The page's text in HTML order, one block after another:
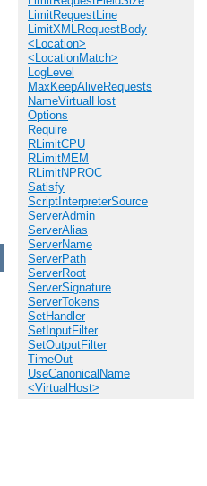
LimitRequestLine
LimitXMLRequestBody
<Location>
<LocationMatch>
LogLevel
MaxKeepAliveRequests
NameVirtualHost
Options
Require
RLimitCPU
RLimitMEM
RLimitNPROC
Satisfy
ScriptInterpreterSource
ServerAdmin
ServerAlias
ServerName
ServerPath
ServerRoot
ServerSignature
ServerTokens
SetHandler
SetInputFilter
SetOutputFilter
TimeOut
UseCanonicalName
<VirtualHost>